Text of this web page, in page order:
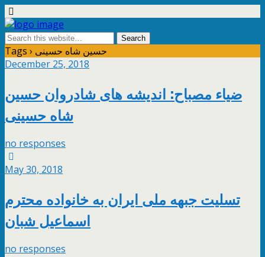
Tags › حسین شاه حسینی
December 25, 2018
ضیاء مصباح: اندیشه های شادروان حسین
شاه حسینی
no responses
May 30, 2018
تسلیت جبهه ملی ایران به خانواده محترم
اسماعیل شبان
no responses